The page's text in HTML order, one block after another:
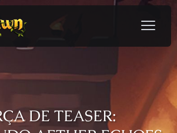
DE TEASER: